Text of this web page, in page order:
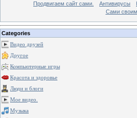
Продвигаем сайт сами.
Антивирусы
Сами
Categories
Видео друзей
Другое
Компьютерные игры
Красота и здоровье
Люди и блоги
Мое видео.
Музыка